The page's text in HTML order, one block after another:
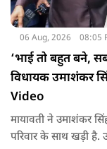
06 Aug, 2026 08:05
‘भाई तो बहुत बने,
विधायक उमाशंकर
Video
मायावती ने उमाशंकर
परिवार के साथ खड़ी है.